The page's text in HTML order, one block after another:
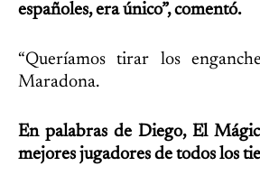
españoles, era único”, comentó.
“Queríamos tirar los
Maradona.
En palabras de Diego, El
mejores jugadores de todos los